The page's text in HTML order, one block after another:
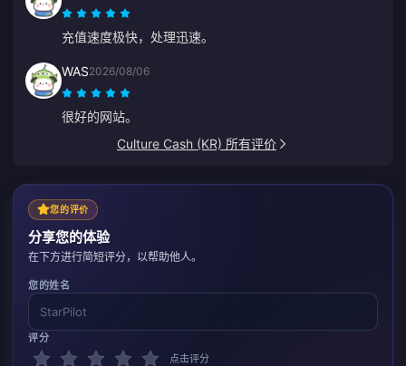
充值速度极快，处理迅速。
WAS2026/08/06
很好的网站。
Culture Cash (KR) 所有评价
您的评价
分享您的体验
在下方进行简短评分，以帮助他人。
您的姓名
评分
点击评分